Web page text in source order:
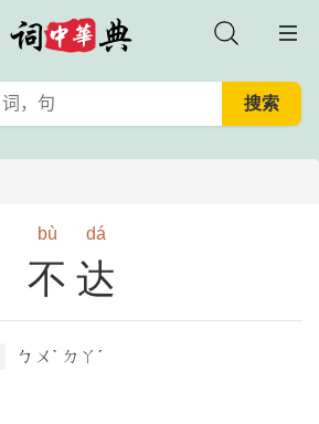
bù dá
不达
ㄅㄨˋ ㄉㄚˊ